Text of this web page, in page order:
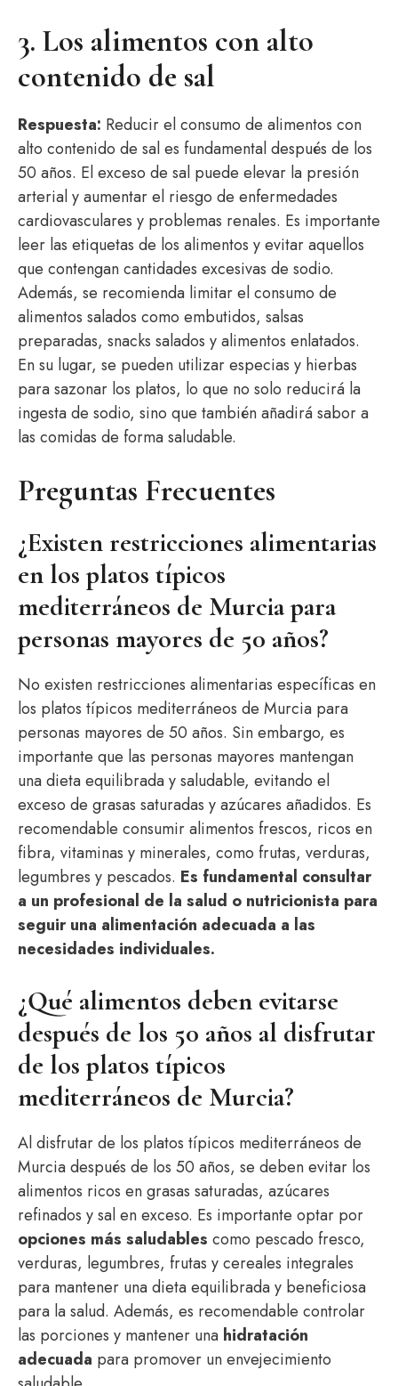
3. Los alimentos con alto
contenido de sal
Respuesta: Reducir el consumo de alimentos con
alto contenido de sal es fundamental después de los
50 años. El exceso de sal puede elevar la presión
arterial y aumentar el riesgo de enfermedades
cardiovasculares y problemas renales. Es importante
leer las etiquetas de los alimentos y evitar aquellos
que contengan cantidades excesivas de sodio.
Además, se recomienda limitar el consumo de
alimentos salados como embutidos, salsas
preparadas, snacks salados y alimentos enlatados.
En su lugar, se pueden utilizar especias y hierbas
para sazonar los platos, lo que no solo reducirá la
ingesta de sodio, sino que también añadirá sabor a
las comidas de forma saludable.
Preguntas Frecuentes
¿Existen restricciones alimentarias
en los platos típicos
mediterráneos de Murcia para
personas mayores de 50 años?
No existen restricciones alimentarias específicas en
los platos típicos mediterráneos de Murcia para
personas mayores de 50 años. Sin embargo, es
importante que las personas mayores mantengan
una dieta equilibrada y saludable, evitando el
exceso de grasas saturadas y azúcares añadidos. Es
recomendable consumir alimentos frescos, ricos en
fibra, vitaminas y minerales, como frutas, verduras,
legumbres y pescados. Es fundamental consultar
a un profesional de la salud o nutricionista para
seguir una alimentación adecuada a las
necesidades individuales.
¿Qué alimentos deben evitarse
después de los 50 años al disfrutar
de los platos típicos
mediterráneos de Murcia?
Al disfrutar de los platos típicos mediterráneos de
Murcia después de los 50 años, se deben evitar los
alimentos ricos en grasas saturadas, azúcares
refinados y sal en exceso. Es importante optar por
opciones más saludables como pescado fresco,
verduras, legumbres, frutas y cereales integrales
para mantener una dieta equilibrada y beneficiosa
para la salud. Además, es recomendable controlar
las porciones y mantener una hidratación
adecuada para promover un envejecimiento